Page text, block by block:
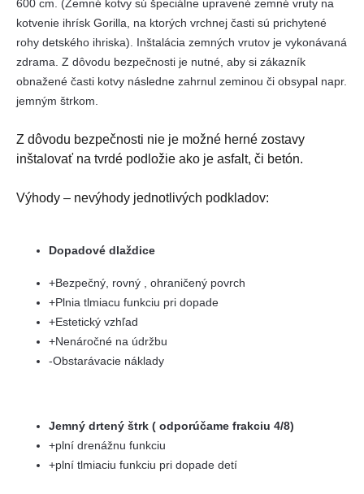
600 cm. (Zemné kotvy sú špeciálne upravené zemné vruty na
kotvenie ihrísk Gorilla, na ktorých vrchnej časti sú prichytené
rohy detského ihriska). Inštalácia zemných vrutov je vykonávaná
zdrama. Z dôvodu bezpečnosti je nutné, aby si zákazník
obnažené časti kotvy následne zahrnul zeminou či obsypal napr.
jemným štrkom.
Z dôvodu bezpečnosti nie je možné herné zostavy
inštalovať na tvrdé podložie ako je asfalt, či betón.
Výhody – nevýhody jednotlivých podkladov:
Dopadové dlaždice
+Bezpečný, rovný , ohraničený povrch
+Plnia tlmiacu funkciu pri dopade
+Estetický vzhľad
+Nenáročné na údržbu
-Obstarávacie náklady
Jemný drtený štrk ( odporúčame frakciu 4/8)
+plní drenážnu funkciu
+plní tlmiaciu funkciu pri dopade detí